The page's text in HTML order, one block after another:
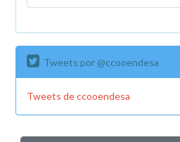
Tweets por @ccooendesa
Tweets de ccooendesa